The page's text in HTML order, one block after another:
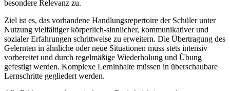
besondere Relevanz zu.
Ziel ist es, das vorhandene Handlungsrepertoire der Schüler unter
Nutzung vielfältiger körperlich-sinnlicher, kommunikativer und
sozialer Erfahrungen schrittweise zu erweitern. Die Übertragung des
Gelernten in ähnliche oder neue Situationen muss stets intensiv
vorbereitet und durch regelmäßige Wiederholung und Übung
gefestigt werden. Komplexe Lerninhalte müssen in überschaubare
Lernschritte gegliedert werden.